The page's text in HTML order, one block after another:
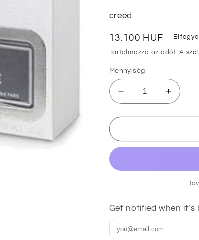
creed
Normál
ár
13.100 HUF
Tartalmazza az adót. A
Mennyiség
Creed
Love
In
Szappan
150g
csökkentése
Creed
Love
In
Get notified when it’s